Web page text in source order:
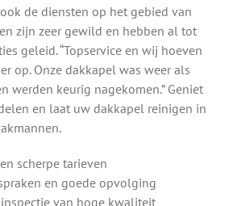
de diensten op het gebied van
zijn zeer gewild en hebben al tot
geleid. “Topservice en wij hoeven
op. Onze dakkapel was weer als
werden keurig nagekomen.” Geniet
en laat uw dakkapel reinigen in
scherpe tarieven
en goede opvolging
van hoge kwaliteit